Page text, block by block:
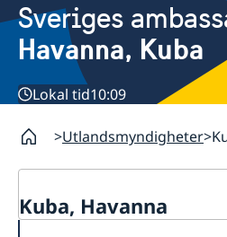
Sveriges
Havanna, Kuba
Lokal tid10:09
Utlandsmyndigheter
Kuba, Havanna